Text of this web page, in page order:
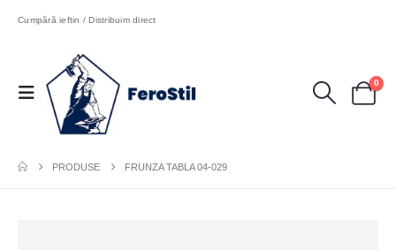
Cumpără ieftin / Distribuim direct
0
PRODUSE FRUNZA TABLA 04-029